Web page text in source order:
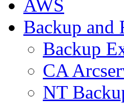
AWS
Backup and
Backup
CA
NT